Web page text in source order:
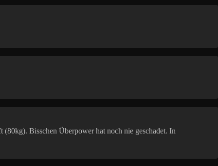
Bisschen Überpower hat noch nie geschadet. In